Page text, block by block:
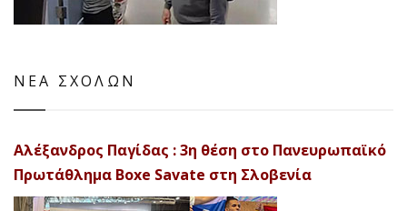
ΝΕΑ ΣΧΟΛΩΝ
Αλέξανδρος Παγίδας : 3η θέση στο Πανευρωπαϊκό
Πρωτάθλημα Boxe Savate στη Σλοβενία